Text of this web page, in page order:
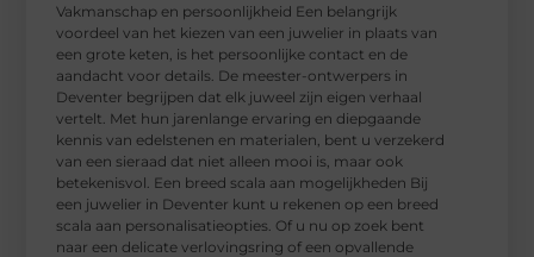
Vakmanschap en persoonlijkheid Een belangrijk
voordeel van het kiezen van een juwelier in plaats van
een grote keten, is het persoonlijke contact en de
aandacht voor details. De meester-ontwerpers in
Deventer begrijpen dat elk juweel zijn eigen verhaal
vertelt. Met hun jarenlange ervaring en diepgaande
kennis van edelstenen en materialen, bent u verzekerd
van een sieraad dat niet alleen mooi is, maar ook
betekenisvol. Een breed scala aan mogelijkheden Bij
een juwelier in Deventer kunt u rekenen op een breed
scala aan personalisatieopties. Of u nu op zoek bent
naar een delicate verlovingsring of een opvallende